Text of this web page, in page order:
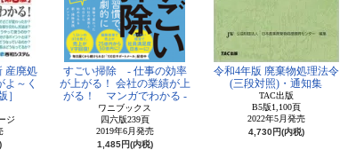
産廃処
よ～く
］
ジ
すごい掃除 - 仕事の効率
が上がる！ 会社の業績が上
がる！ マンガでわかる -
ワニブックス
四六版239頁
2019年6月発売
1,485円(内税)
令和4年版 廃棄物処理法令
(三段対照)・通知集
TAC出版
B5版1,100頁
2022年5月発売
4,730円(内税)